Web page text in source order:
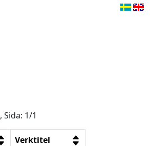
1/1
Verktitel